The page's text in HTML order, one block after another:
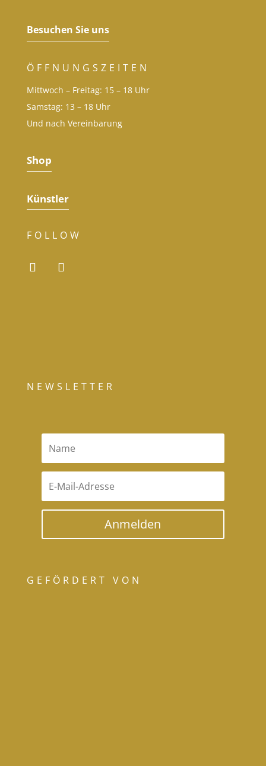
Besuchen Sie uns
ÖFFNUNGSZEITEN
Mittwoch – Freitag: 15 – 18 Uhr
Samstag: 13 – 18 Uhr
Und nach Vereinbarung
Shop
Künstler
FOLLOW
NEWSLETTER
Anmelden
GEFÖRDERT VON